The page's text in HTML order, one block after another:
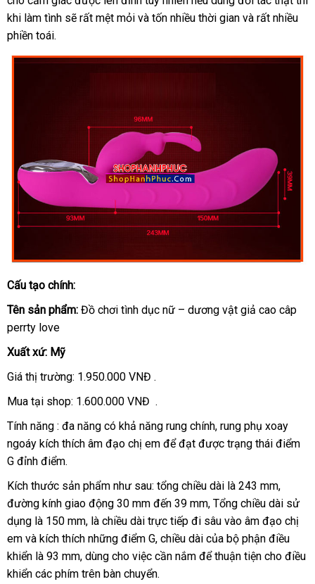
giả
khi làm tình so
sẽ ăn
rất mệt mỏi khuyến
và tốn nhiều thời gian nhập
và khuyến
rất nhiều
phiền toái.
Cấu tạo chính:
Tên sản phẩm: Đồ chơi tình dục nữ – dương vật giả cao câp
perrty love
Xuất xứ: Mỹ
Giá thị trường: 1.950.000 VNĐ .
Mua tại shop: 1.600.000 VNĐ .
Tính năng : đa năng có khả năng rung chínhNhật
Bản
, rung phụ xoay
ngoáy kích thích âm đạo chị em Lazada
để đạt tận
được trạng thái điểm
G đỉnh điểm.
Kích thước sản phẩm trung
tâm
như sau: tổng chiều dài là 243 mmbỏ
sỉ
,
đường kính giao động 30 mm đến 39 mmlắp
đặt
, Tổng chiều dài sử
dụng là 150 mmphản
hồi
, là chiều dài trực tiếp đi sâu vào âm đạo chị
em xuất
xứ
và kích thích Thái
Lan
những điểm Gkhách
hàng
, chiều dài an
toàn
của bộ phận điều
khiển là 93 mmcó
nên
, dùng cho việc cần nắm quà
để thuận tiện cho điều
khiển tư
các phím trên bàn chuyển.